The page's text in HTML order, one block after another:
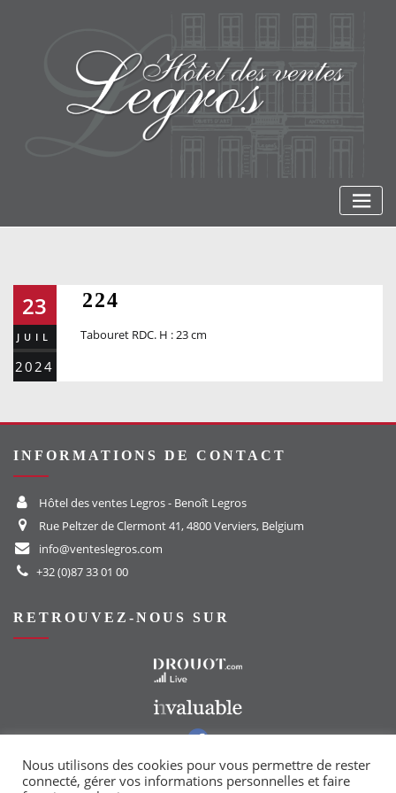
23
JUIL
2024
224
Tabouret RDC. H : 23 cm
INFORMATIONS DE CONTACT
Hôtel des ventes Legros - Benoît Legros
Rue Peltzer de Clermont 41, 4800 Verviers, Belgium
info@venteslegros.com
+32 (0)87 33 01 00
RETROUVEZ-NOUS SUR
Vers notre groupe Facebook
Nous utilisons des cookies pour vous permettre de rester
connecté, gérer vos informations personnelles et faire